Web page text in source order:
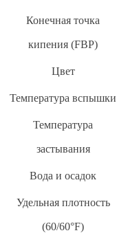
Конечная точка
кипения (FBP)
Цвет
Температура вспышки
Температура
застывания
Вода и осадок
Удельная плотность
(60/60°F)